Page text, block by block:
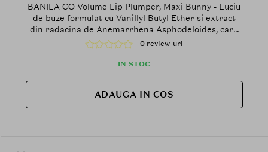
BANILA CO Volume Lip Plumper, Maxi Bunny - Luciu
de buze formulat cu Vanillyl Butyl Ether si extract
din radacina de Anemarrhena Asphodeloides, care
contribuie la efectul de volum si la metinerea
confortului buzelor
0 review-uri
IN STOC
ADAUGA IN COS